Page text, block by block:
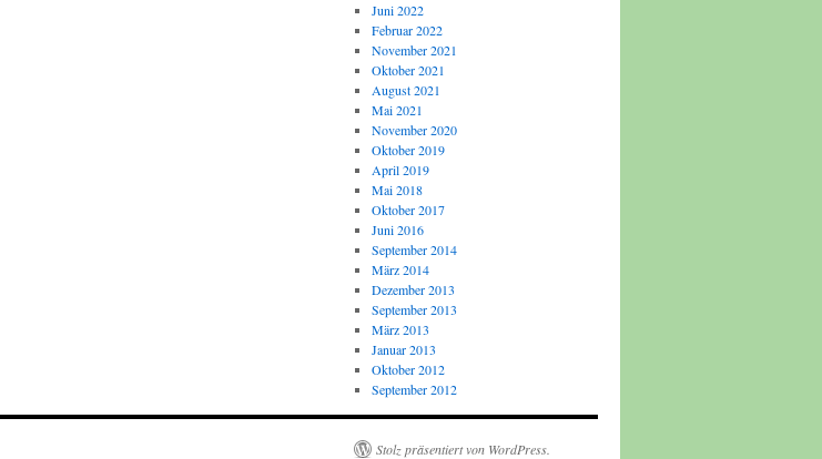
Juni 2022
Februar 2022
November 2021
Oktober 2021
August 2021
Mai 2021
November 2020
Oktober 2019
April 2019
Mai 2018
Oktober 2017
Juni 2016
September 2014
März 2014
Dezember 2013
September 2013
März 2013
Januar 2013
Oktober 2012
September 2012
Stolz präsentiert von WordPress.